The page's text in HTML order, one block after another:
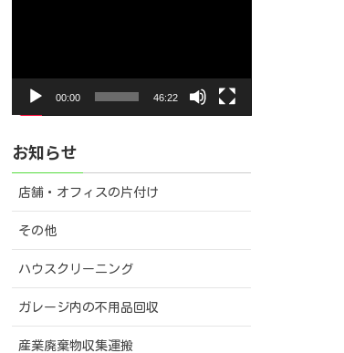
00:00 46:22
お知らせ
店舗・オフィスの片付け
その他
ハウスクリーニング
ガレージ内の不用品回収
産業廃棄物収集運搬